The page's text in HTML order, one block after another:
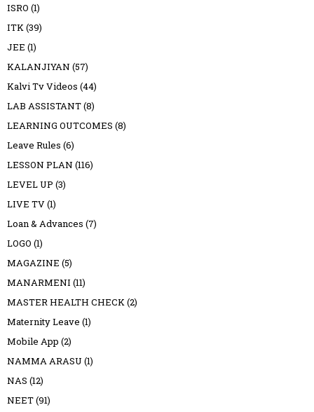
ISRO (1)
ITK(39)
JEE (1)
KALANJIYAN (57)
Kalvi Tv Videos (44)
LAB ASSISTANT(8)
LEARNING OUTCOMES (8)
Leave Rules (6)
LESSON PLAN (116)
LEVEL UP (3)
LIVE TV(1)
Loan & Advances (7)
LOGO (1)
MAGAZINE (5)
MANARMENI (11)
MASTER HEALTH CHECK(2)
Maternity Leave (1)
Mobile App (2)
NAMMA ARASU (1)
NAS (12)
NEET(91)